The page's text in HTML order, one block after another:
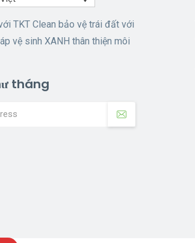
TKT Clean bảo vệ trái đất với
vệ sinh XANH thân thiện môi
tháng